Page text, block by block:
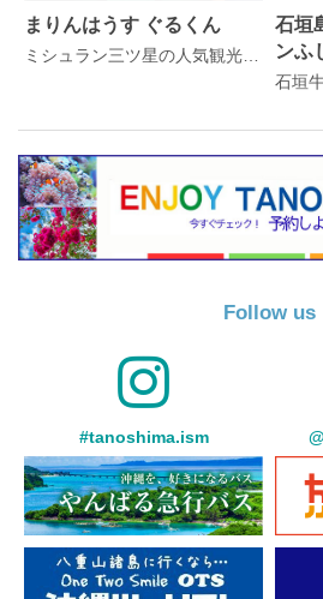
まりんはうす ぐるくん
ミシュラン三ツ星の人気観光スポット川平湾で遊ぼう！
石垣
ンふ
石垣
Follow us
#tanoshima.ism